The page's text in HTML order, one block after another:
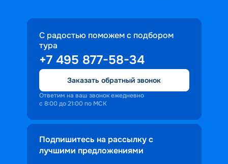
С радостью поможем с подбором
тура
+7 495 877-58-34
Заказать обратный звонок
Ответим на ваш звонок ежедневно
с 8:00 до 21:00 по МСК
Подпишитесь на рассылку с
лучшими предложениями